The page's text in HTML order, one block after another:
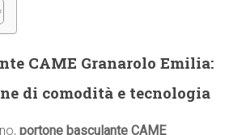
CAME Granarolo Emilia:
di comodità e tecnologia
portone basculante CAME